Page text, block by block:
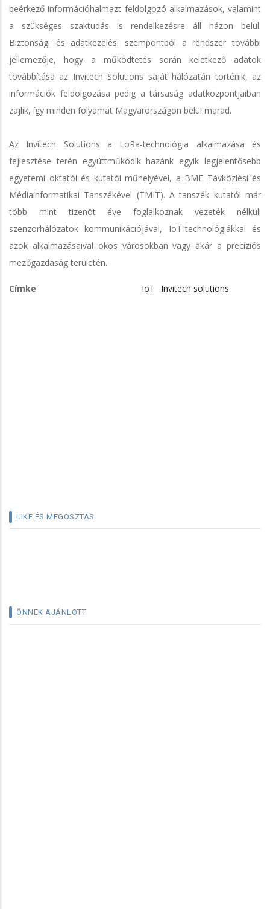
beérkező információhalmazt feldolgozó alkalmazások, valamint
a szükséges szaktudás is rendelkezésre áll házon belül.
Biztonsági és adatkezelési szempontból a rendszer további
jellemezője, hogy a működtetés során keletkező adatok
továbbítása az Invitech Solutions saját hálózatán történik, az
információk feldolgozása pedig a társaság adatközpontjaiban
zajlik, így minden folyamat Magyarországon belül marad.
Az Invitech Solutions a LoRa-technológia alkalmazása és
fejlesztése terén együttműködik hazánk egyik legjelentősebb
egyetemi oktatói és kutatói műhelyével, a BME Távközlési és
Médiainformatikai Tanszékével (TMIT). A tanszék kutatói már
több mint tizenöt éve foglalkoznak vezeték nélküli
szenzorhálózatok kommunikációjával, IoT-technológiákkal és
azok alkalmazásaival okos városokban vagy akár a precíziós
mezőgazdaság területén.
Címke IoT Invitech solutions
LIKE ÉS MEGOSZTÁS
ÖNNEK AJÁNLOTT